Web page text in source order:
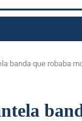
banda que robaba